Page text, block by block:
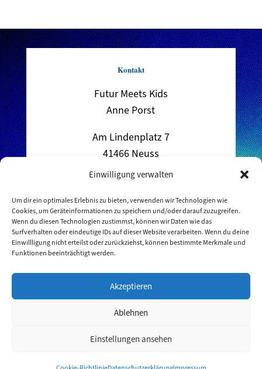
Einwilligung verwalten
Um dir ein optimales Erlebnis zu bieten, verwenden wir Technologien wie
Cookies, um Geräteinformationen zu speichern und/oder darauf zuzugreifen.
Wenn du diesen Technologien zustimmst, können wir Daten wie das
Surfverhalten oder eindeutige IDs auf dieser Website verarbeiten. Wenn du deine
Einwillligung nicht erteilst oder zurückziehst, können bestimmte Merkmale und
Funktionen beeinträchtigt werden.
Akzeptieren
Ablehnen
Einstellungen ansehen
Kontakt
Futur Meets Kids
Anne Porst
Am Lindenplatz 7
41466 Neuss
Deutschland
+49 157 84101167
anne.porst@futuremeetskids.de
Datenschutz|Impressum